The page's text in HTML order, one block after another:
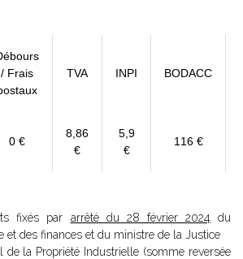
/ Frais
TVA INPI BODACC
0 €
8,86
€
5,9
€
116 €
fixés par arrêté du 28 février 2024 du
et des finances et du ministre de la Justice
de la Propriété Industrielle (somme reversée